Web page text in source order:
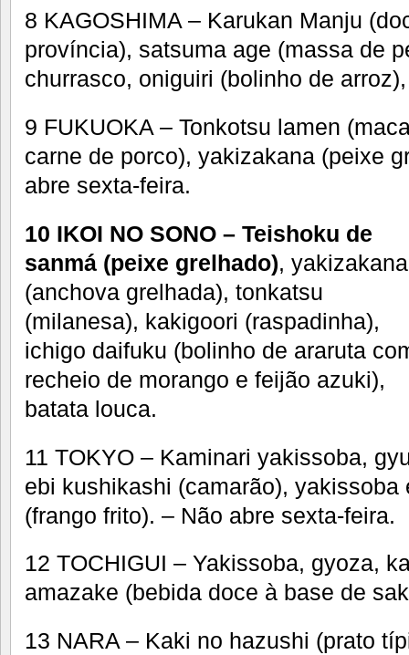
8 KAGOSHIMA – Karukan Manju
província), satsuma age (massa de
churrasco, oniguiri (bolinho de
9 FUKUOKA – Tonkotsu lamen
carne de porco), yakizakana (peixe
abre sexta-feira.
10 IKOI NO SONO – Teishoku de
sanmá (peixe grelhado), yakizakana
(anchova grelhada), tonkatsu
(milanesa), kakigoori (raspadinha),
ichigo daifuku (bolinho de araruta
recheio de morango e feijão azuki),
batata louca.
11 TOKYO – Kaminari yakissoba,
ebi kushikashi (camarão), yakissoba
(frango frito). – Não abre sexta-feira.
12 TOCHIGUI – Yakissoba, gyoza,
amazake (bebida doce à base de
13 NARA – Kaki no hazushi (prato